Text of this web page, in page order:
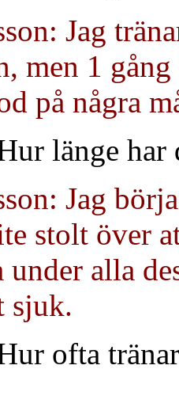
Jag
men 1
på några
länge har
Jag
stolt över
alla
sjuk.
ofta